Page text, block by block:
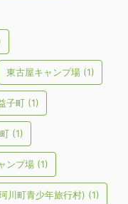
東古屋キャンプ場 (1)
子町 (1)
(1)
ンプ場 (1)
川町青少年旅行村) (1)